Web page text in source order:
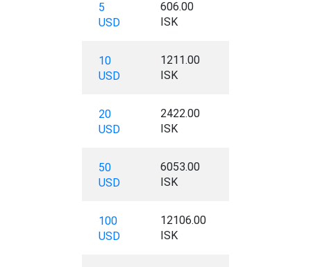
5
USD
606.00
ISK
10
USD
1211.00
ISK
20
USD
2422.00
ISK
50
USD
6053.00
ISK
100
USD
12106.00
ISK